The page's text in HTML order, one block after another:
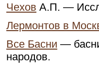
Чехов А.П. —
Лермонтов в
Все Басни —
народов.